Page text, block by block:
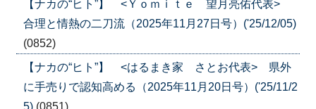
【ナカの“ヒト”】 <Ｙｏｍｉｔｅ 望月亮佑代表>
合理と情熱の二刀流（2025年11月27日号）('25/12/05)
(0852)
【ナカの“ヒト”】 <はるまき家 さとお代表> 県外
に手売りで認知高める（2025年11月20日号）('25/11/2
5) (0851)